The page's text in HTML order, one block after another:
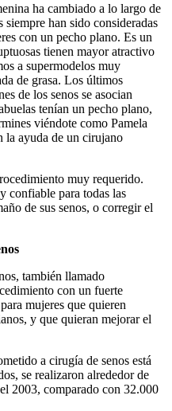
ha cambiado a lo largo de
siempre han sido consideradas
con un pecho plano. Es un
tienen mayor atractivo
a supermodelos muy
de grasa. Los últimos
de los senos se asocian
tenían un pecho plano,
viéndote como Pamela
la ayuda de un cirujano
muy requerido.
confiable para todas las
de sus senos, o corregir el
también llamado
con un fuerte
mujeres que quieren
y que quieran mejorar el
a cirugía de senos está
se realizaron alrededor de
2003, comparado con 32.000